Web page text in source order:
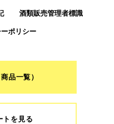
酒類販売管理者標識
ポリシー
品一覧）
トを見る